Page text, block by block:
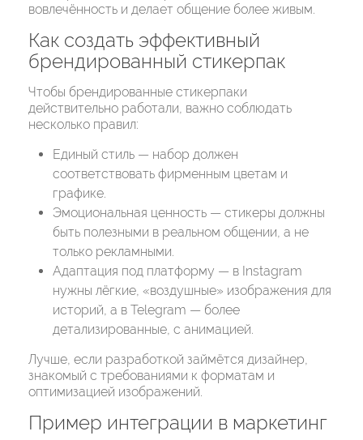
вовлечённость и делает общение более живым.
Как создать эффективный
брендированный стикерпак
Чтобы брендированные стикерпаки
действительно работали, важно соблюдать
несколько правил:
Единый стиль — набор должен
соответствовать фирменным цветам и
графике.
Эмоциональная ценность — стикеры должны
быть полезными в реальном общении, а не
только рекламными.
Адаптация под платформу — в Instagram
нужны лёгкие, «воздушные» изображения для
историй, а в Telegram — более
детализированные, с анимацией.
Лучше, если разработкой займётся дизайнер,
знакомый с требованиями к форматам и
оптимизацией изображений.
Пример интеграции в маркетинг